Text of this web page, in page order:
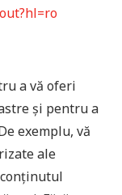
a vă oferi
și pentru a
exemplu, vă
ale